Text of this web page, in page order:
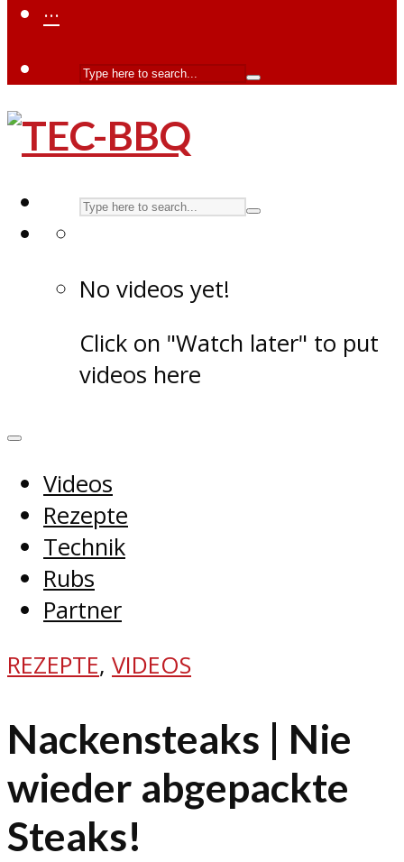
···
No videos yet!
Click on "Watch later" to put
videos here
Videos
Rezepte
Technik
Rubs
Partner
REZEPTE, VIDEOS
Nackensteaks | Nie
wieder abgepackte
Steaks!